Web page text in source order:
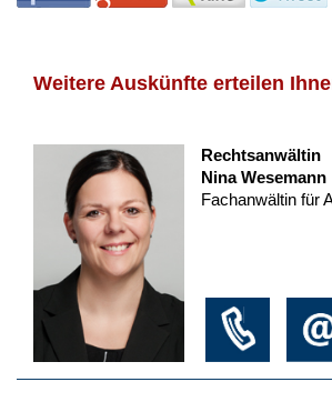
Weitere Auskünfte erteilen
Rechtsanwältin
Nina Wesemann
Fachanwältin für